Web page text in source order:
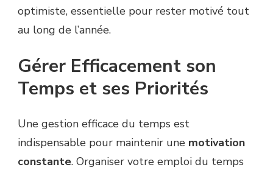
optimiste, essentielle pour rester motivé tout
au long de l’année.
Gérer Efficacement son
Temps et ses Priorités
Une gestion efficace du temps est
indispensable pour maintenir une motivation
constante. Organiser votre emploi du temps